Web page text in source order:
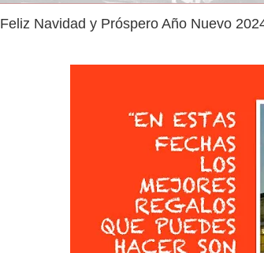
Feliz Navidad y Próspero Año Nuevo